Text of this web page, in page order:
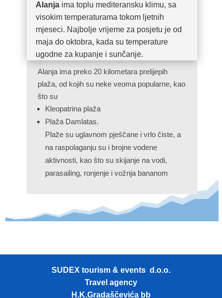
Alanja ima toplu mediteransku klimu, sa
visokim temperaturama tokom ljetnih
mjeseci. Najbolje vrijeme za posjetu je od
maja do oktobra, kada su temperature
ugodne za kupanje i sunčanje.
Alanja ima preko 20 kilometara prelijepih
plaža, od kojih su neke veoma popularne, kao
što su
Kleopatrina plaža
Plaža Damlatas.
Plaže su uglavnom pješčane i vrlo čiste, a
na raspolaganju su i brojne vodene
aktivnosti, kao što su skijanje na vodi,
parasailing, ronjenje i vožnja bananom
SUDEX tourism & events d.o.o.
Travel agency
H.K.Gradaščevića bb